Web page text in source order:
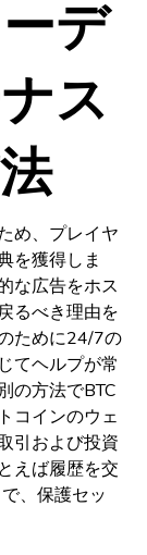
デ
ス
め、プレイヤ
を獲得しま
な広告をホス
るべき理由を
ために24/7の
てヘルプが常
の方法でBTC
コインのウェ
引および投資
えば履歴を交
、保護セッ